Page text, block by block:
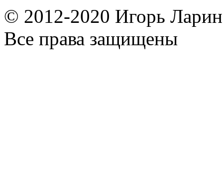
© 2012-2020 Игорь
Все права защищены